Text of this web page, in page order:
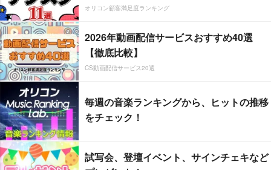
オリコン顧客満足度ランキング
2026年動画配信サービスおすすめ40選
【徹底比較】
CS動画配信サービス20選
毎週の音楽ランキングから、ヒットの推移
をチェック！
試写会、登壇イベント、サインチェキなど